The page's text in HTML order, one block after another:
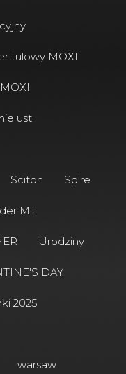
tulowy MOXI
MOXI
ust
Sciton Spire
MT
Urodziny
DAY
2025
warsaw